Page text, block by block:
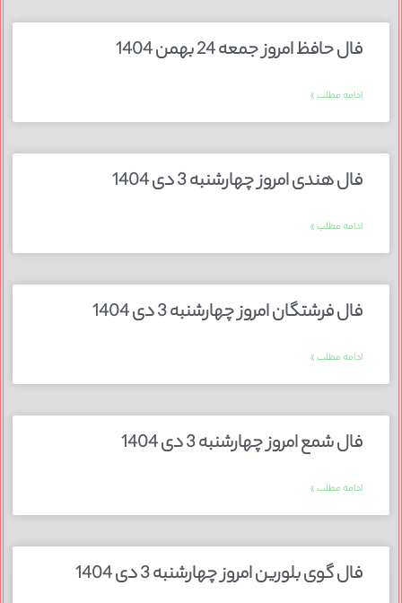
فال حافظ امروز جمعه 24 بهمن 1404
ادامه مطلب »
فال هندی امروز چهارشنبه 3 دی 1404
ادامه مطلب »
فال فرشتگان امروز چهارشنبه 3 دی 1404
ادامه مطلب »
فال شمع امروز چهارشنبه 3 دی 1404
ادامه مطلب »
فال گوی بلورین امروز چهارشنبه 3 دی 1404